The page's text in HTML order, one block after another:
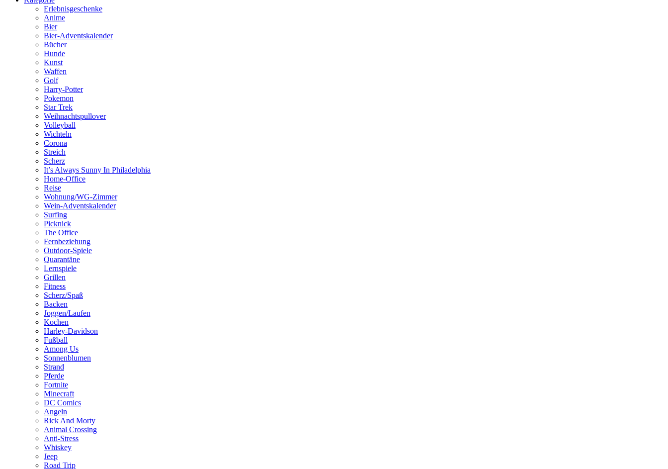
Erlebnisgeschenke
Anime
Bier
Bier-Adventskalender
Bücher
Hunde
Kunst
Waffen
Golf
Harry-Potter
Pokemon
Star Trek
Weihnachtspullover
Volleyball
Wichteln
Corona
Streich
Scherz
It’s Always Sunny In Philadelphia
Home-Office
Reise
Wohnung/WG-Zimmer
Wein-Adventskalender
Surfing
Picknick
The Office
Fernbeziehung
Outdoor-Spiele
Quarantäne
Lernspiele
Grillen
Fitness
Scherz/Spaß
Backen
Joggen/Laufen
Kochen
Harley-Davidson
Fußball
Among Us
Sonnenblumen
Strand
Pferde
Fortnite
Minecraft
DC Comics
Angeln
Rick And Morty
Animal Crossing
Anti-Stress
Whiskey
Jeep
Road Trip